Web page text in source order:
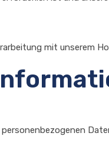
mit unserem